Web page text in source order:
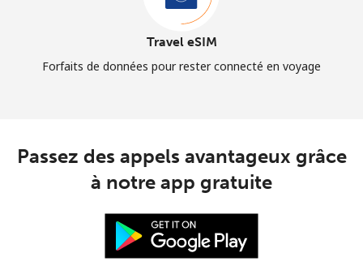
Travel eSIM
Forfaits de données pour rester connecté en voyage
Passez des appels avantageux grâce
à notre app gratuite